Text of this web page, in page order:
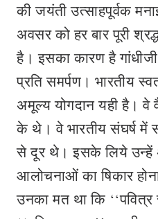
की जयंती उत्साहपूर्वक
अवसर को हर बार पूरी
है। इसका कारण है
प्रति समर्पण। भारतीय
अमूल्य योगदान यही है।
के थे। वे भारतीय संघर्ष में
से दूर थे। इसके लिये
आलोचनाओं का षिकार
उनका मत था कि ‘‘पवित्र